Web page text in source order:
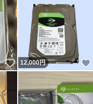
いいね！
12,000円